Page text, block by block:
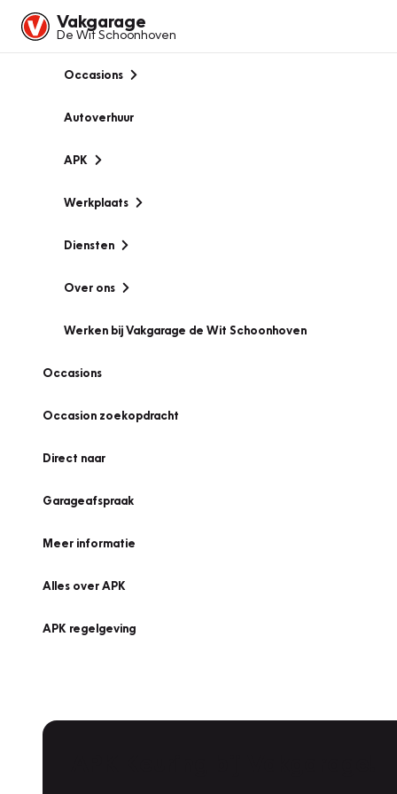
Vakgarage
De Wit Schoonhoven
Occasions
Autoverhuur
APK
Werkplaats
Diensten
Over ons
Werken bij Vakgarage de Wit Schoonhoven
Occasions
Occasion zoekopdracht
Direct naar
Garageafspraak
Meer informatie
Alles over APK
APK regelgeving